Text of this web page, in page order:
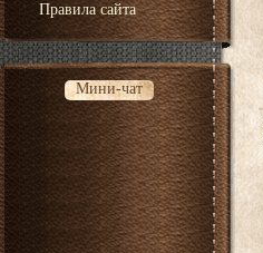
Правила сайта
Мини-чат